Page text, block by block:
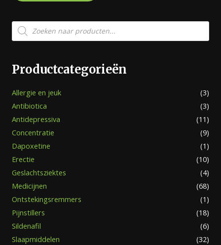
Producten
zoeken
Productcategorieën
Allergie en jeuk
(3)
Antibiotica
(3)
Antidepressiva
(11)
Concentratie
(9)
Dapoxetine
(1)
Erectie
(10)
Geslachtsziektes
(4)
Medicijnen
(68)
Ontstekingsremmers
(1)
Pijnstillers
(18)
Sildenafil
(6)
Slaapmiddelen
(32)